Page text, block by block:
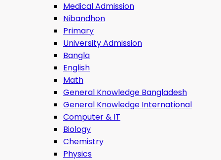
Medical Admission
Nibandhon
Primary
University Admission
Bangla
English
Math
General Knowledge Bangladesh
General Knowledge International
Computer & IT
Biology
Chemistry
Physics